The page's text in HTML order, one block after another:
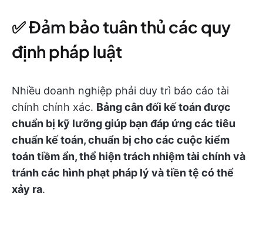
✅ Đảm bảo tuân thủ các quy
định pháp luật
Nhiều doanh nghiệp phải duy trì báo cáo tài
chính chính xác. Bảng cân đối kế toán được
chuẩn bị kỹ lưỡng giúp bạn đáp ứng các tiêu
chuẩn kế toán, chuẩn bị cho các cuộc kiểm
toán tiềm ẩn, thể hiện trách nhiệm tài chính và
tránh các hình phạt pháp lý và tiền tệ có thể
xảy ra.